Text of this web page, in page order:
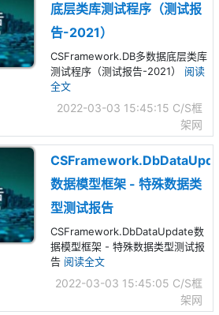
底层类库测试程序（测试报
告-2021）
CSFramework.DB多数据底层类库
测试程序（测试报告-2021） 阅读
全文
2022-03-03 15:45:15 C/S框
架网
数据模型框架 - 特殊数据类
型测试报告
CSFramework.DbDataUpdate数
据模型框架 - 特殊数据类型测试报
告 阅读全文
2022-03-03 15:45:05 C/S框
架网